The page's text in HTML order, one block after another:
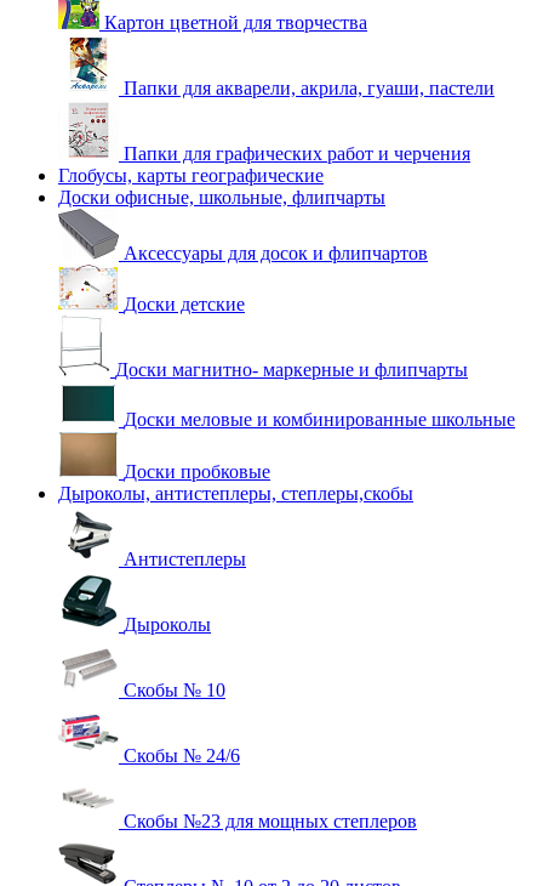
Картон цветной для творчества
Папки для акварели, акрила, гуаши, пастели
Папки для графических работ и черчения
Глобусы, карты географические
Доски офисные, школьные, флипчарты
Аксессуары для досок и флипчартов
Доски детские
Доски магнитно- маркерные и флипчарты
Доски меловые и комбинированные школьные
Доски пробковые
Дыроколы, антистеплеры, степлеры,скобы
Антистеплеры
Дыроколы
Скобы № 10
Скобы № 24/6
Скобы №23 для мощных степлеров